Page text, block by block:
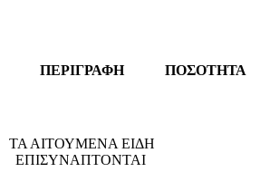
ΠΕΡΙΓΡΑΦΗ ΠΟΣΟΤΗΤΑ
ΤΑ ΑΙΤΟΥΜΕΝΑ ΕΙΔΗ
ΕΠΙΣΥΝΑΠΤΟΝΤΑΙ